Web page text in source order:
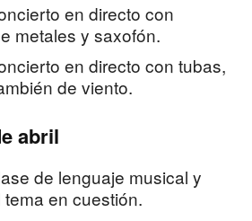
en directo con
metales y saxofón.
en directo con tubas,
de viento.
abril
de lenguaje musical y
en cuestión.